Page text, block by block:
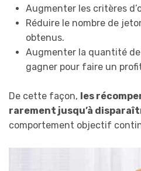
Augmenter les critères
Réduire le nombre de
obtenus.
Augmenter la quantité
gagner pour faire un
De cette façon, les
rarement jusqu’à
comportement objectif